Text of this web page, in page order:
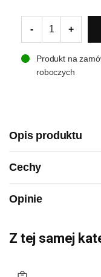
- +
Produkt na
roboczych
Opis produktu
Cechy
Opinie
Z tej samej